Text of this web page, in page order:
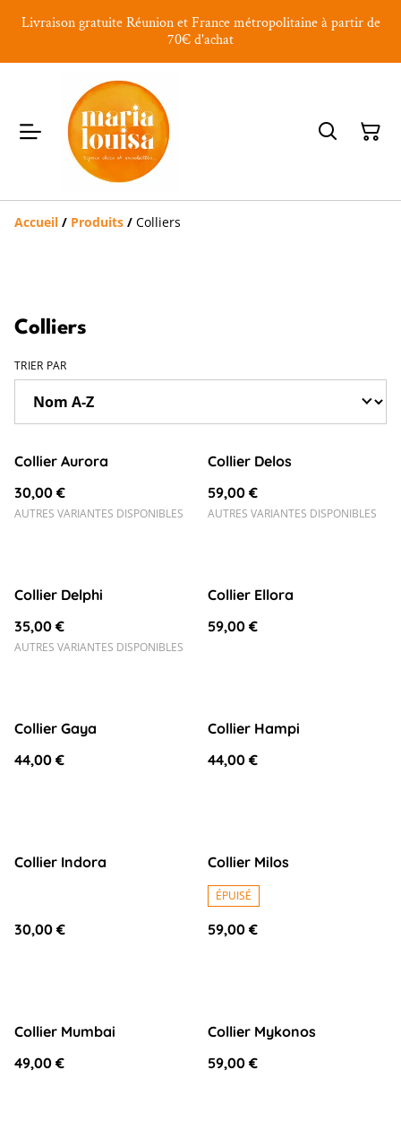
Livraison gratuite Réunion et France métropolitaine à partir de
70€ d'achat
Accueil / Produits / Colliers
Colliers
TRIER PAR
Collier Aurora
30,00 €
AUTRES VARIANTES DISPONIBLES
Collier Delos
59,00 €
AUTRES VARIANTES DISPONIBLES
Collier Delphi
35,00 €
AUTRES VARIANTES DISPONIBLES
Collier Ellora
59,00 €
Collier Gaya
44,00 €
Collier Hampi
44,00 €
Collier Indora
30,00 €
Collier Milos
ÉPUISÉ
59,00 €
Collier Mumbai
49,00 €
Collier Mykonos
59,00 €